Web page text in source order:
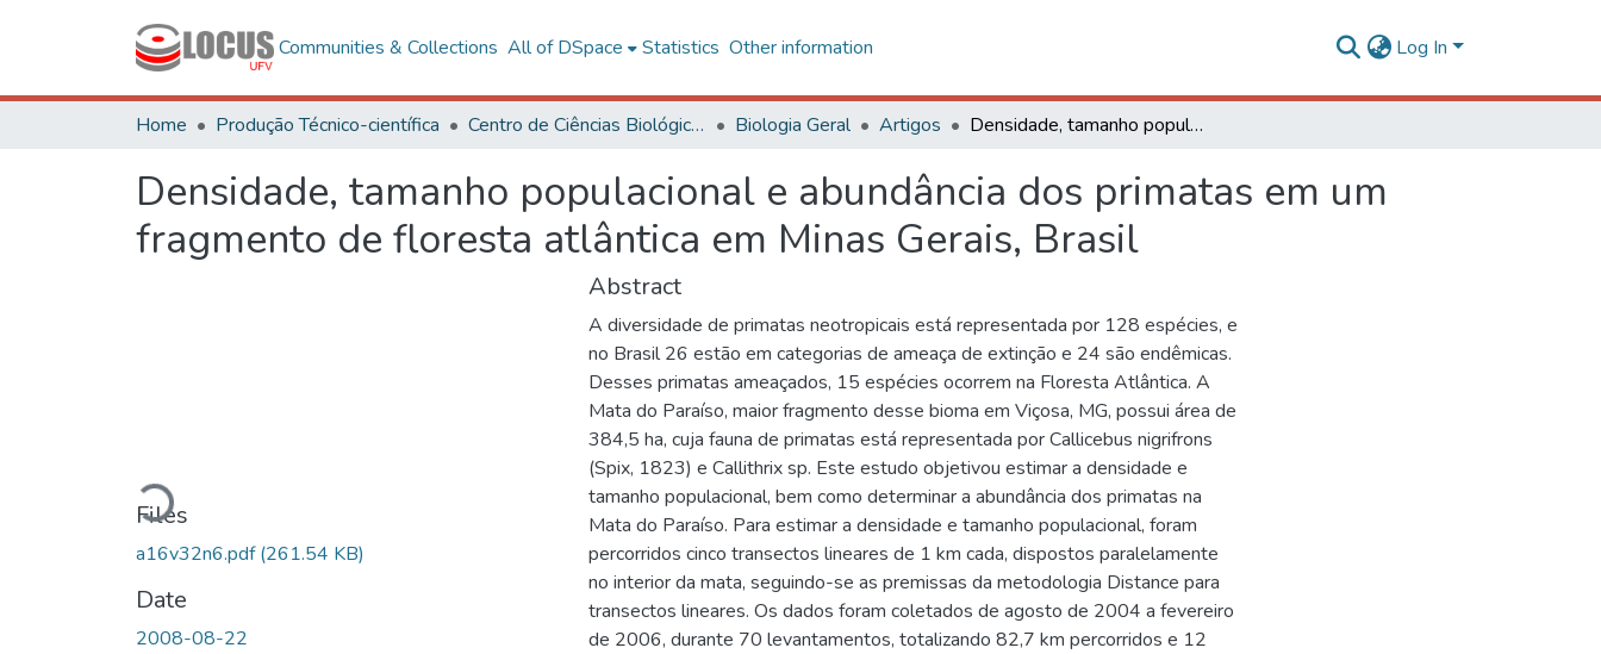
Communities & Collections All of DSpace Statistics Other information Log In
Home Produção Técnico-científica Centro de Ciências Biológicas e da Saúde Biologia Geral Artigos Densidade, tamanho populacional e abundância dos primatas em um fragmento de floresta atlântica em Minas Gerais, Brasil
Densidade, tamanho populacional e abundância dos primatas em um
fragmento de floresta atlântica em Minas Gerais, Brasil
Loading...
Files
a16v32n6.pdf(261.54 KB)
Date
2008-08-22
Abstract
A diversidade de primatas neotropicais está representada por 128 espécies, e
no Brasil 26 estão em categorias de ameaça de extinção e 24 são endêmicas.
Desses primatas ameaçados, 15 espécies ocorrem na Floresta Atlântica. A
Mata do Paraíso, maior fragmento desse bioma em Viçosa, MG, possui área de
384,5 ha, cuja fauna de primatas está representada por Callicebus nigrifrons
(Spix, 1823) e Callithrix sp. Este estudo objetivou estimar a densidade e
tamanho populacional, bem como determinar a abundância dos primatas na
Mata do Paraíso. Para estimar a densidade e tamanho populacional, foram
percorridos cinco transectos lineares de 1 km cada, dispostos paralelamente
no interior da mata, seguindo-se as premissas da metodologia Distance para
transectos lineares. Os dados foram coletados de agosto de 2004 a fevereiro
de 2006, durante 70 levantamentos, totalizando 82,7 km percorridos e 12